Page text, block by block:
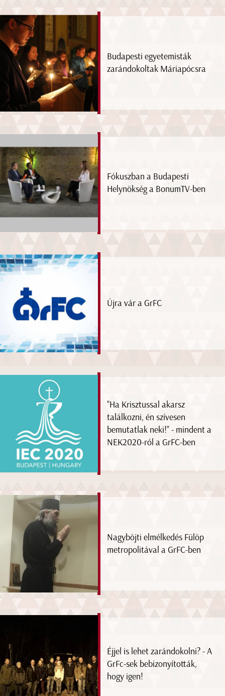
Budapesti egyetemisták
zarándokoltak Máriapócsra
Fókuszban a Budapesti
Helynökség a BonumTV-ben
Újra vár a GrFC
"Ha Krisztussal akarsz
találkozni, én szívesen
bemutatlak neki!" - mindent a
NEK2020-ról a GrFC-ben
Nagyböjti elmélkedés Fülöp
metropolitával a GrFC-ben
Éjjel is lehet zarándokolni? - A
GrFc-sek bebizonyították,
hogy igen!